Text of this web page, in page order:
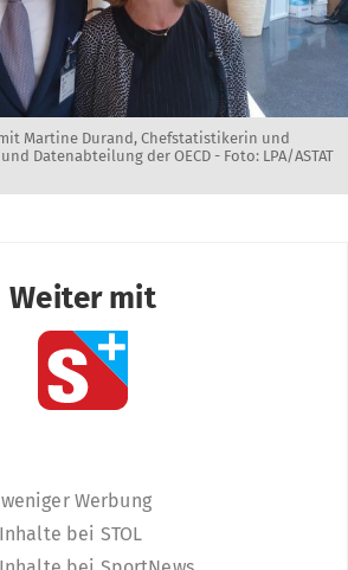
Martine Durand, Chefstatistikerin und
Datenabteilung der OECD - Foto: LPA/ASTAT